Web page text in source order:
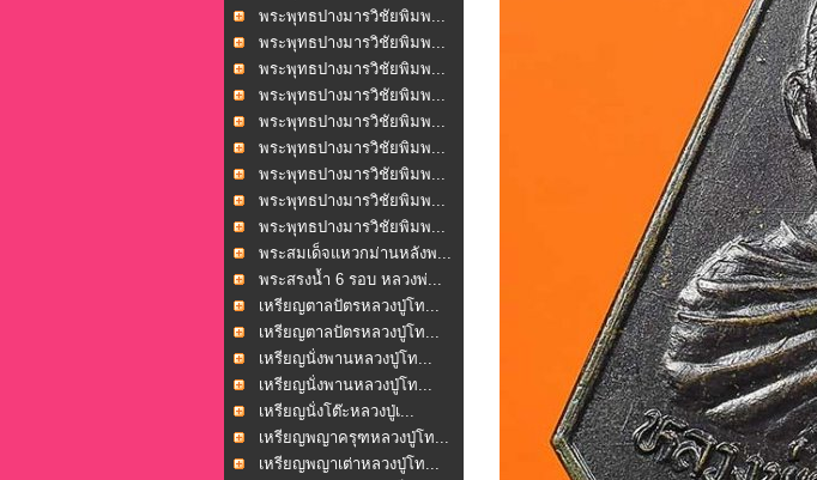
พระพุทธปางมารวิชัยพิมพ...
พระพุทธปางมารวิชัยพิมพ...
พระพุทธปางมารวิชัยพิมพ...
พระพุทธปางมารวิชัยพิมพ...
พระพุทธปางมารวิชัยพิมพ...
พระพุทธปางมารวิชัยพิมพ...
พระพุทธปางมารวิชัยพิมพ...
พระพุทธปางมารวิชัยพิมพ...
พระพุทธปางมารวิชัยพิมพ...
พระสมเด็จแหวกม่านหลังพ...
พระสรงน้ำ 6 รอบ หลวงพ่...
เหรียญตาลปัตรหลวงปู่โท...
เหรียญตาลปัตรหลวงปู่โท...
เหรียญนั่งพานหลวงปู่โท...
เหรียญนั่งพานหลวงปู่โท...
เหรียญนั่งโต๊ะหลวงปู่เ...
เหรียญพญาครุฑหลวงปู่โท...
เหรียญพญาเต่าหลวงปู่โท...